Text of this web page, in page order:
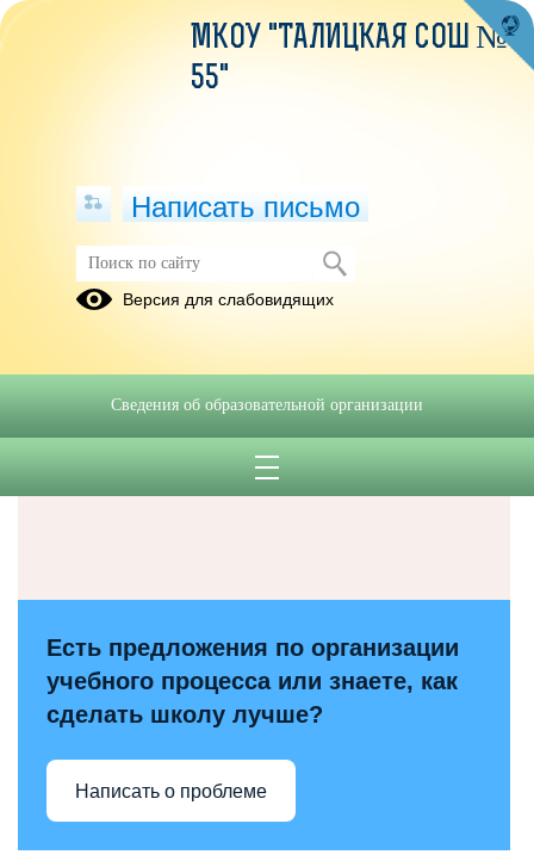
Есть предложения по организации
учебного процесса или знаете, как
сделать школу лучше?
Написать о проблеме
МКОУ "ТАЛИЦКАЯ СОШ №
55"
Написать письмо
Версия для слабовидящих
Сведения об образовательной организации